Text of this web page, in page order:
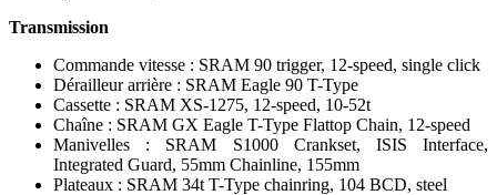
Transmission
Commande vitesse : SRAM 90 trigger, 12-speed, single click
Dérailleur arrière : SRAM Eagle 90 T-Type
Cassette : SRAM XS-1275, 12-speed, 10-52t
Chaîne : SRAM GX Eagle T-Type Flattop Chain, 12-speed
Manivelles : SRAM S1000 Crankset, ISIS Interface,
Integrated Guard, 55mm Chainline, 155mm
Plateaux : SRAM 34t T-Type chainring, 104 BCD, steel